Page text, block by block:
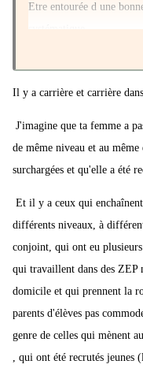
Etre entourée d une
systématique
Elle travaille
Le salaire n est pas en
Elle ne fait jamais grève
Tout n est pas rose c est
d acier
Il y a carrière et carrière
J'imagine que ta femme a
de même niveau et au
surchargées et qu'elle a été
Et il y a ceux qui
différents niveaux, à
conjoint, qui ont eu plusieurs
qui travaillent dans des ZEP
domicile et qui prennent la
parents d'élèves pas
genre de celles qui mènent
, qui ont été recrutés jeunes